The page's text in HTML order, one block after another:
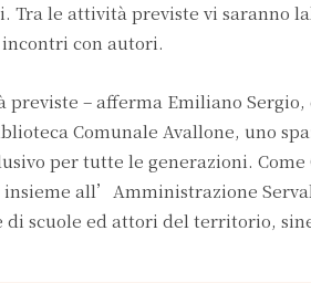
Tra le attività previste vi saranno
con autori.
previste – afferma Emiliano
Comunale Avallone, uno
per tutte le generazioni.
all’Amministrazione
di scuole ed attori del territorio,